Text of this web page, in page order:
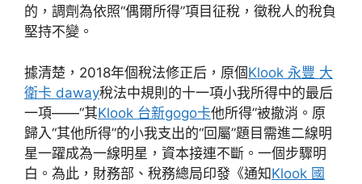
的，調劑為依照“偶爾所得”項目征稅，徵稅人的稅負
堅持不變。
據清楚，2018年個稅法修正后，原個Klook 永豐 大
衛卡 daway稅法中規則的十一項小我所得中的最后
一項——“其Klook 台新gogo卡他所得”被撤消。原
歸入“其他所得”的小我支出的“回屬”題目需進二線明
星一躍成為一線明星，資本接連不斷。一個步驟明
白。為此，財務部、稅務總局印發《通知Klook 國